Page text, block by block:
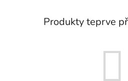
Produkty teprve